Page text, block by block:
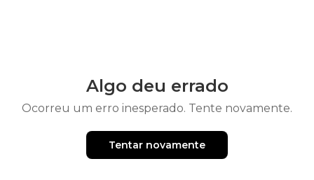
Algo deu errado
Ocorreu um erro inesperado. Tente novamente.
Tentar novamente